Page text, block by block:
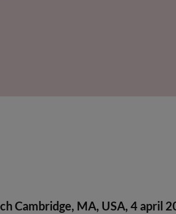
Cambridge, MA, USA, 4 april